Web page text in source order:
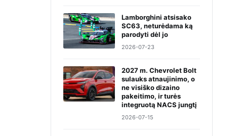
Lamborghini atsisako
SC63, neturėdama ką
parodyti dėl jo
2026-07-23
2027 m. Chevrolet Bolt
sulauks atnaujinimo, o
ne visiško dizaino
pakeitimo, ir turės
integruotą NACS jungtį
2026-07-15